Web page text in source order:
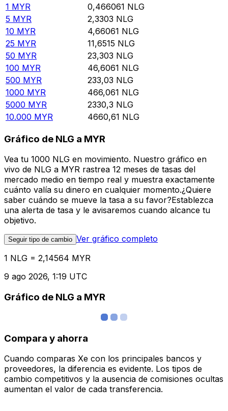
1 MYR 0,466061 NLG
5 MYR 2,3303 NLG
10 MYR 4,66061 NLG
25 MYR 11,6515 NLG
50 MYR 23,303 NLG
100 MYR 46,6061 NLG
500 MYR 233,03 NLG
1000 MYR 466,061 NLG
5000 MYR 2330,3 NLG
10.000 MYR 4660,61 NLG
Gráfico de NLG a MYR
Vea tu 1000 NLG en movimiento. Nuestro gráfico en
vivo de NLG a MYR rastrea 12 meses de tasas del
mercado medio en tiempo real y muestra exactamente
cuánto valía su dinero en cualquier momento.¿Quiere
saber cuándo se mueve la tasa a su favor?Establezca
una alerta de tasa y le avisaremos cuando alcance tu
objetivo.
Seguir tipo de cambio Ver gráfico completo
1 NLG = 2,14564 MYR
9 ago 2026, 1:19 UTC
Gráfico de NLG a MYR
Compara y ahorra
Cuando comparas Xe con los principales bancos y
proveedores, la diferencia es evidente. Los tipos de
cambio competitivos y la ausencia de comisiones ocultas
aumentan el valor de cada transferencia.